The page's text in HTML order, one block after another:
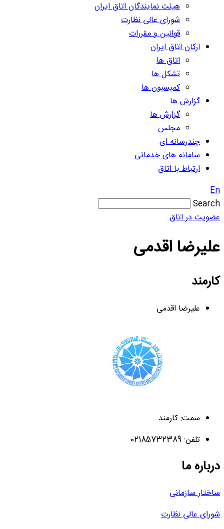
هیئت نمایندگان اتاق ایران
شورای عالی نظارت
قوانین و مقررات
ارکان اتاق ایران
اتاق ها
تشکل ها
کمیسیون ها
گزارش ها
گزارش ها
مجلس
چندرسانه ای
سامانه های خدماتی
ارتباط با اتاق
En
Search
عضویت در اتاق
علیرضا اقدمی
کارمند
علیرضا اقدمی
سمت: کارمند
تلفن: 02185732389
درباره ما
ساختار سازمانی
شورای عالی نظارت